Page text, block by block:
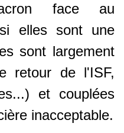
face au
elles sont une
sont largement
retour de l'ISF,
et couplées
inacceptable.